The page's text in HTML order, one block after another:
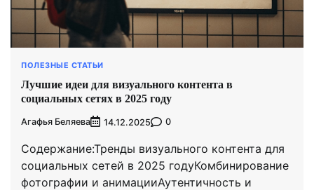
ПОЛЕЗНЫЕ СТАТЬИ
Лучшие идеи для визуального контента в
социальных сетях в 2025 году
Агафья Беляева 14.12.2025 0
Содержание:Тренды визуального контента для
социальных сетей в 2025 годуКомбинирование
фотографии и анимацииАутентичность и